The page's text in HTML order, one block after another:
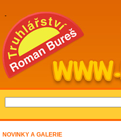
NOVINKY A GALERIE